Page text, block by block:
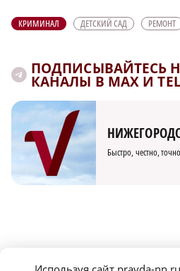
КРИМИНАЛ ДЕТСКИЙ САД РЕМОНТ
ПОДПИСЫВАЙТЕСЬ
КАНАЛЫ В MAX И
Быстро, честно,
МОЛОДЕЖЬ МЕНЯЕТ МИР